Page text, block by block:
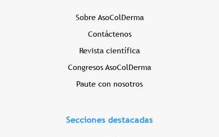
Sobre AsoColDerma
Contáctenos
Revista científica
Congresos AsoColDerma
Paute con nosotros
Secciones destacadas